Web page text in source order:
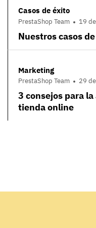
Casos de éxito
PrestaShop Team 19
Nuestros casos
Marketing
PrestaShop Team 29
3 consejos para
tienda online